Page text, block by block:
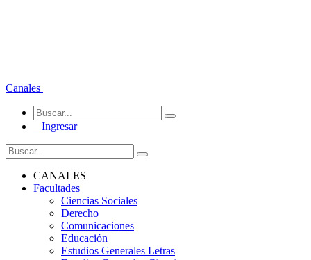
Canales
Ingresar
CANALES
Facultades
Ciencias Sociales
Derecho
Comunicaciones
Educación
Estudios Generales Letras